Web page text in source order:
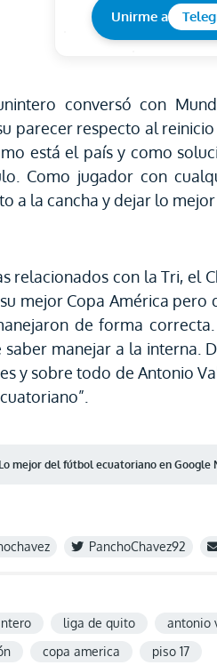
Unirme a
conversó con
parecer respecto al
está el país y como
Como jugador con
a la cancha y dejar lo mejor
relacionados con la Tri, el
mejor Copa América pero
de forma
saber manejar a la interna.
y sobre todo de Antonio
Lo mejor del fútbol ecuatoriano en Google
PanchoChavez92
liga de quito antonio
copa america piso 17